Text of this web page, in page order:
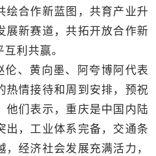
绘合作新蓝图，共育产业升
展新赛道，共拓开放合作新
利共赢。
伦、黄向墨、阿夸博阿代表
热情接待和周到安排，预祝
他们表示，重庆是中国内陆
出，工业体系完备，交通条
经济社会发展充满活力，